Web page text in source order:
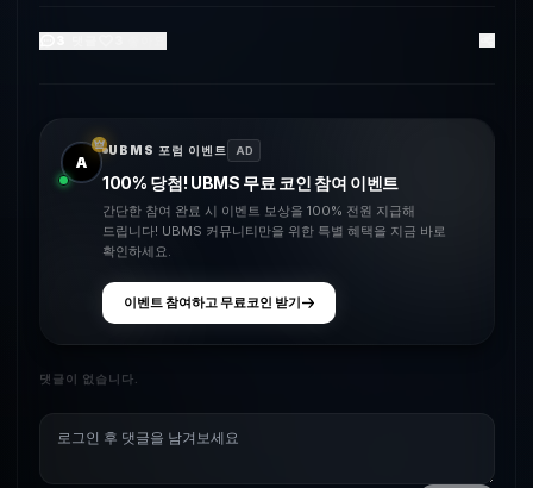
A
UBMS 포럼 이벤트 AD
100% 당첨! UBMS 무료 코인 참여 이벤트
간단한 참여 완료 시 이벤트 보상을 100% 전원 지급해
드립니다! UBMS 커뮤니티만을 위한 특별 혜택을 지금 바로
확인하세요.
이벤트 참여하고 무료코인 받기
댓글이 없습니다.